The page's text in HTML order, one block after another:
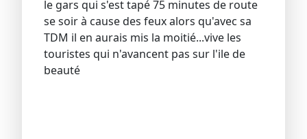
le gars qui s'est tapé 75 minutes de route
se soir à cause des feux alors qu'avec sa
TDM il en aurais mis la moitié...vive les
touristes qui n'avancent pas sur l'ile de
beauté